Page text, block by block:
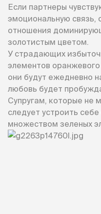
Если партнеры
эмоциональную связь,
отношения
золотистым цветом.
У страдающих
элементов
они будут ежедневно
любовь будет
Супругам, которые не
следует устроить
множеством зеленых